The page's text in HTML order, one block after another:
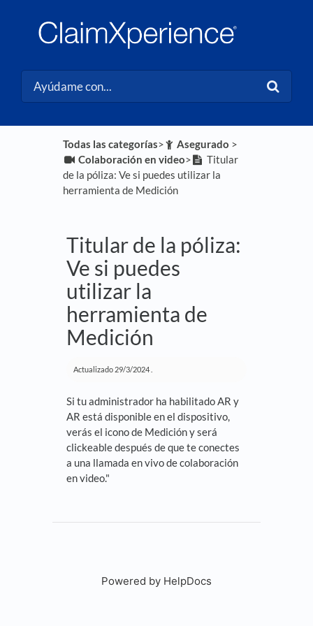
Todas las categorías​>​ ​Asegurado ​ > ​
​Colaboración en video​>​
Titular
de la póliza: Ve si puedes utilizar la
herramienta de Medición
Titular de la póliza:
Ve si puedes
utilizar la
herramienta de
Medición
Actualizado 29/3/2024
Si tu administrador ha habilitado AR y
AR está disponible en el dispositivo,
verás el icono de Medición y será
clickeable después de que te conectes
a una llamada en vivo de colaboración
en video."
Powered by HelpDocs